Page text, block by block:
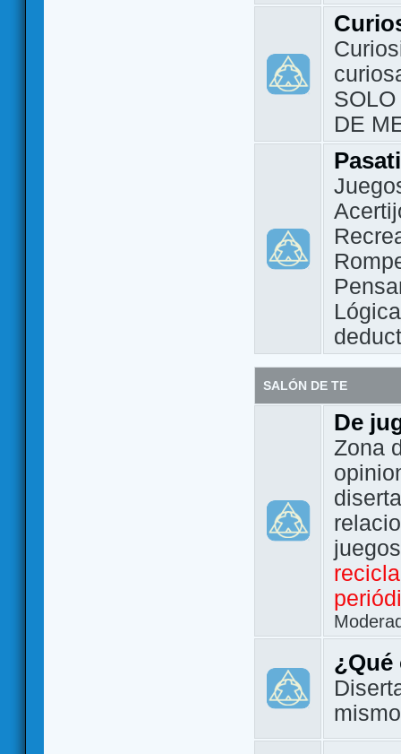
DE
Lógica
SALÓN DE TE
De
Zona
¿Qué